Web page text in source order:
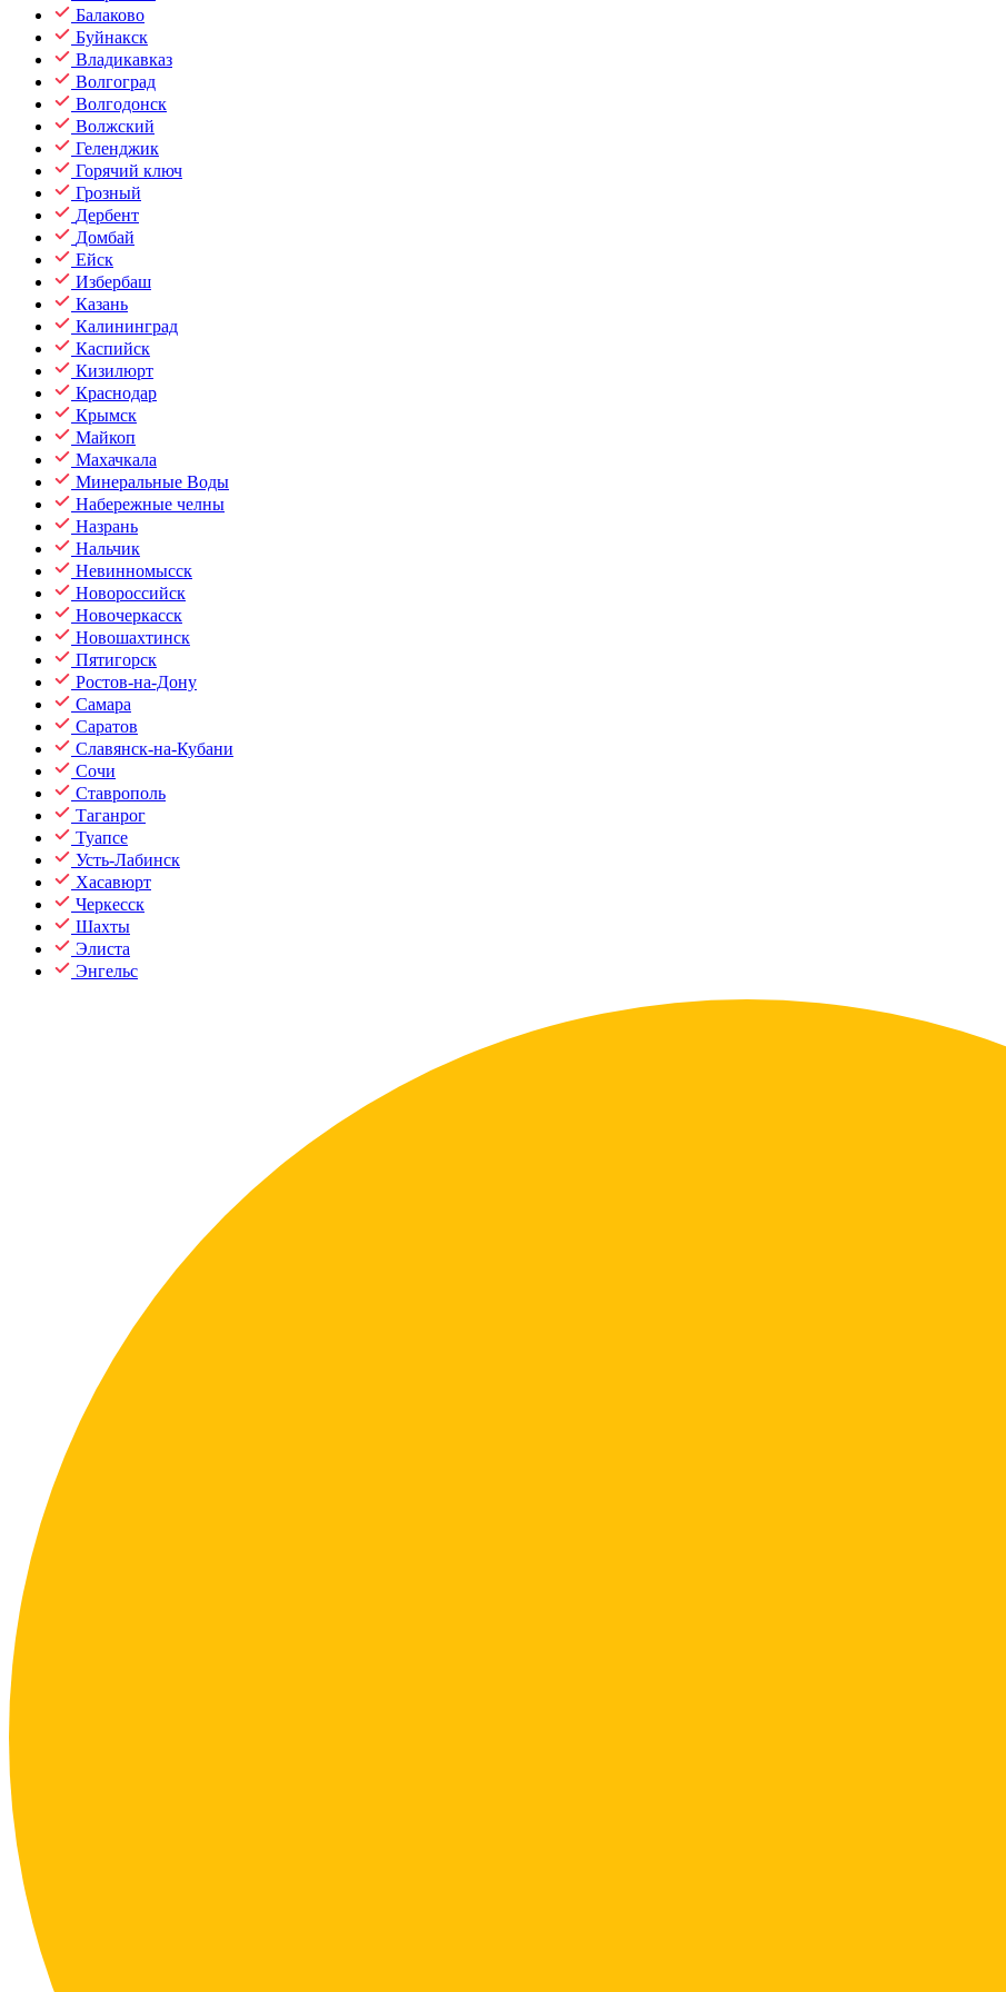
Балаково
Буйнакск
Владикавказ
Волгоград
Волгодонск
Волжский
Геленджик
Горячий ключ
Грозный
Дербент
Домбай
Ейск
Избербаш
Казань
Калининград
Каспийск
Кизилюрт
Краснодар
Крымск
Майкоп
Махачкала
Минеральные Воды
Набережные челны
Назрань
Нальчик
Невинномысск
Новороссийск
Новочеркасск
Новошахтинск
Пятигорск
Ростов-на-Дону
Самара
Саратов
Славянск-на-Кубани
Сочи
Ставрополь
Таганрог
Туапсе
Усть-Лабинск
Хасавюрт
Черкесск
Шахты
Элиста
Энгельс